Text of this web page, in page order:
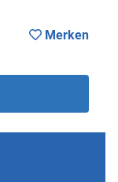
Merken